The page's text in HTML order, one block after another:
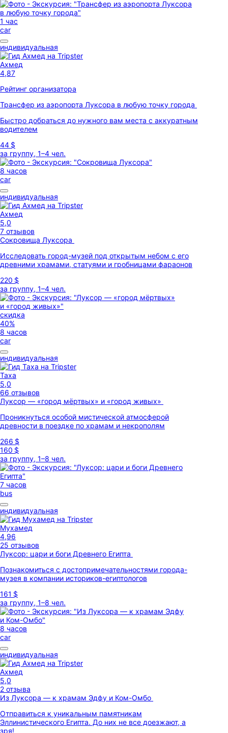
1 час
car
индивидуальная
Ахмед
4,87
Рейтинг организатора
Трансфер из аэропорта Луксора в любую точку города
Быстро добраться до нужного вам места с аккуратным
водителем
44 $
за группу, 1–4 чел.
8 часов
car
индивидуальная
Ахмед
5,0
7 отзывов
Сокровища Луксора
Исследовать город-музей под открытым небом с его
древними храмами, статуями и гробницами фараонов
220 $
за группу, 1–4 чел.
скидка
40%
8 часов
car
индивидуальная
Таха
5,0
66 отзывов
Луксор — «город мёртвых» и «город живых»
Проникнуться особой мистической атмосферой
древности в поездке по храмам и некрополям
266 $
160 $
за группу, 1–8 чел.
7 часов
bus
индивидуальная
Мухамед
4,96
25 отзывов
Луксор: цари и боги Древнего Египта
Познакомиться с достопримечательностями города-
музея в компании историков-египтологов
161 $
за группу, 1–8 чел.
8 часов
car
индивидуальная
Ахмед
5,0
2 отзыва
Из Луксора — к храмам Эдфу и Ком-Омбо
Отправиться к уникальным памятникам
Эллинистического Египта. До них не все доезжают, а
зря!